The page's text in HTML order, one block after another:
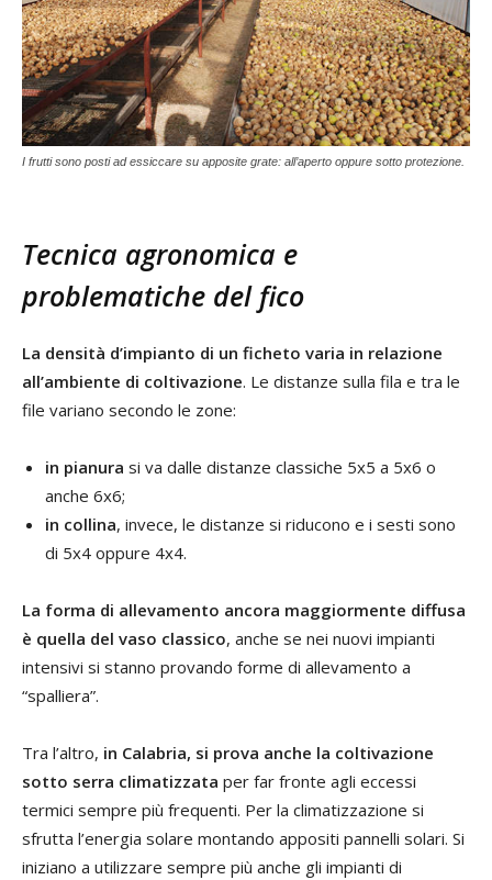
I frutti sono posti ad essiccare su apposite grate: all’aperto oppure sotto protezione.
Tecnica agronomica e
problematiche del fico
La densità d’impianto di un ficheto varia in relazione
all’ambiente di coltivazione. Le distanze sulla fila e tra le
file variano secondo le zone:
in pianura si va dalle distanze classiche 5x5 a 5x6 o
anche 6x6;
in collina, invece, le distanze si riducono e i sesti sono
di 5x4 oppure 4x4.
La forma di allevamento ancora maggiormente diffusa
è quella del vaso classico, anche se nei nuovi impianti
intensivi si stanno provando forme di allevamento a
“spalliera”.
Tra l’altro, in Calabria, si prova anche la coltivazione
sotto serra climatizzata per far fronte agli eccessi
termici sempre più frequenti. Per la climatizzazione si
sfrutta l’energia solare montando appositi pannelli solari. Si
iniziano a utilizzare sempre più anche gli impianti di